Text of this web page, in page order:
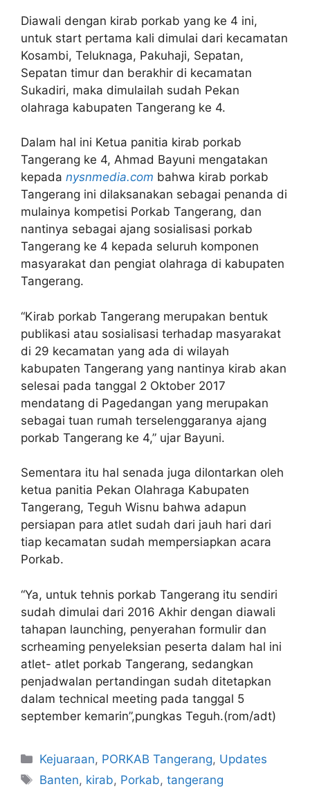
Diawali dengan kirab porkab yang ke 4 ini,
untuk start pertama kali dimulai dari kecamatan
Kosambi, Teluknaga, Pakuhaji, Sepatan,
Sepatan timur dan berakhir di kecamatan
Sukadiri, maka dimulailah sudah Pekan
olahraga kabupaten Tangerang ke 4.
Dalam hal ini Ketua panitia kirab porkab
Tangerang ke 4, Ahmad Bayuni mengatakan
kepada nysnmedia.com bahwa kirab porkab
Tangerang ini dilaksanakan sebagai penanda di
mulainya kompetisi Porkab Tangerang, dan
nantinya sebagai ajang sosialisasi porkab
Tangerang ke 4 kepada seluruh komponen
masyarakat dan pengiat olahraga di kabupaten
Tangerang.
“Kirab porkab Tangerang merupakan bentuk
publikasi atau sosialisasi terhadap masyarakat
di 29 kecamatan yang ada di wilayah
kabupaten Tangerang yang nantinya kirab akan
selesai pada tanggal 2 Oktober 2017
mendatang di Pagedangan yang merupakan
sebagai tuan rumah terselenggaranya ajang
porkab Tangerang ke 4,” ujar Bayuni.
Sementara itu hal senada juga dilontarkan oleh
ketua panitia Pekan Olahraga Kabupaten
Tangerang, Teguh Wisnu bahwa adapun
persiapan para atlet sudah dari jauh hari dari
tiap kecamatan sudah mempersiapkan acara
Porkab.
“Ya, untuk tehnis porkab Tangerang itu sendiri
sudah dimulai dari 2016 Akhir dengan diawali
tahapan launching, penyerahan formulir dan
scrheaming penyeleksian peserta dalam hal ini
atlet- atlet porkab Tangerang, sedangkan
penjadwalan pertandingan sudah ditetapkan
dalam technical meeting pada tanggal 5
september kemarin”,pungkas Teguh.(rom/adt)
Kejuaraan, PORKAB Tangerang, Updates
Banten, kirab, Porkab,tangerang